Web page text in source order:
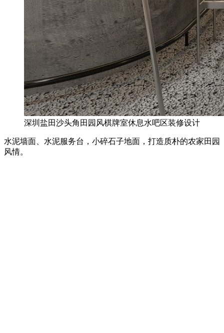
深圳盐田沙头角田园风棋牌室休息水吧区装修设计
水泥墙面、水泥服务台，小碎石子地面，打造质朴的农家田园
风情。